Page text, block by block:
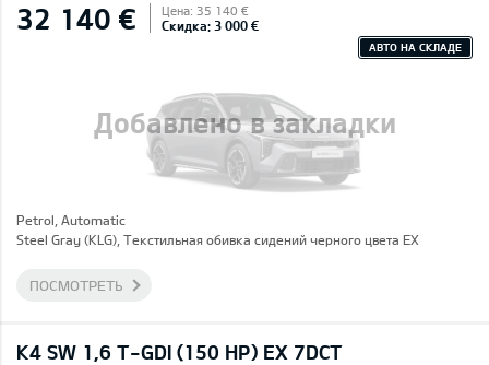
Добавлено в закладки
32 140 € Цена: 35 140 €
Скидка: 3 000 €
АВТО НА СКЛАДЕ
Petrol, Automatic
Steel Gray (KLG), Текстильная обивка сидений черного цвета EX
ПОСМОТРЕТЬ
K4 SW 1,6 T-GDI (150 HP) EX 7DCT